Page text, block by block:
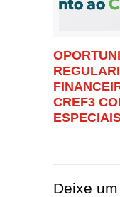
CREF3
Deixe